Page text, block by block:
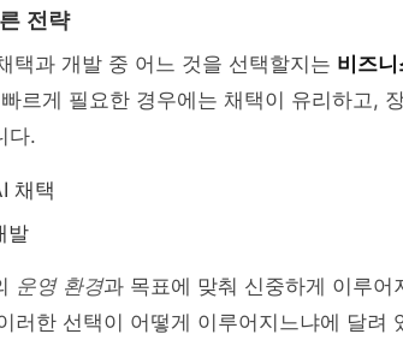
전략
택과 개발 중 어느 것을 선택할지는 비즈니
르게 필요한 경우에는 채택이 유리하고,
다.
채택
발
운영 환경과 목표에 맞춰 신중하게 이루어
러한 선택이 어떻게 이루어지느냐에 달려